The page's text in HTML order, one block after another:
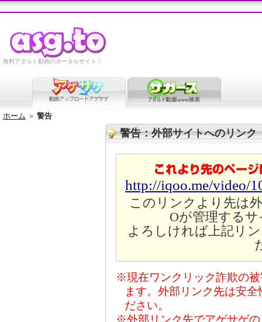
無料アダルト動画のポータルサイト！
ホーム ＞ 警告
警告：外部サイトへのリンク
http://iqoo.me/video/
このリンクより先は
Oが管理する
よろしければ上記リ
※現在ワンクリック詐欺の
ます。外部リンク先は安
ださい。
※外部リンク先でアゲサゲ